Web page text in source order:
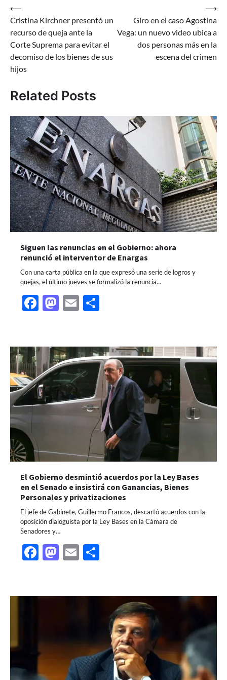
Navegación
de
entradas
⟵
Cristina Kirchner presentó un
recurso de queja ante la
Corte Suprema para evitar el
decomiso de los bienes de sus
hijos
Giro en el caso Agostina
Vega: un nuevo video ubica a
dos personas más en la
escena del crimen
⟶
Related Posts
Siguen las renuncias en el Gobierno: ahora
renunció el interventor de Enargas
Con una carta pública en la que expresó una serie de logros y
quejas, el último jueves se formalizó la renuncia…
Facebook
Mastodon
Email
El Gobierno desmintió acuerdos por la Ley Bases
en el Senado e insistirá con Ganancias, Bienes
Personales y privatizaciones
El jefe de Gabinete, Guillermo Francos, descartó acuerdos con la
oposición dialoguista por la Ley Bases en la Cámara de
Senadores y…
Facebook
Mastodon
Email